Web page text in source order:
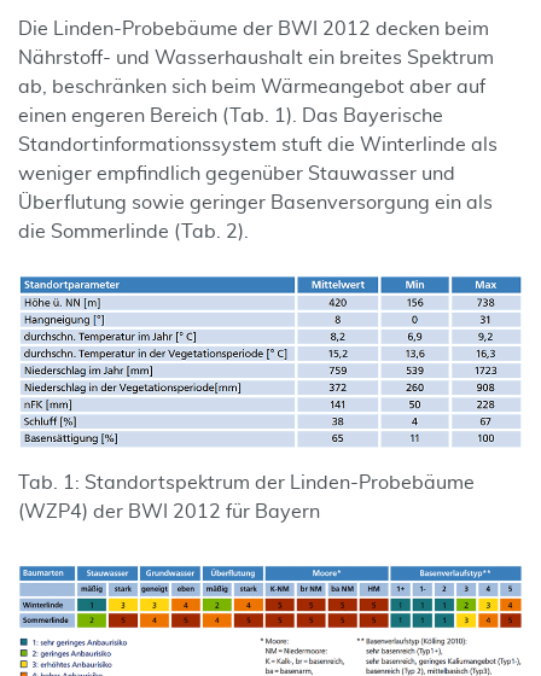
Die Linden-Probebäume der BWI 2012 decken beim
Nährstoff- und Wasserhaushalt ein breites Spektrum
ab, beschränken sich beim Wärmeangebot aber auf
einen engeren Bereich (Tab. 1). Das Bayerische
Standortinformationssystem stuft die Winterlinde als
weniger empfindlich gegenüber Stauwasser und
Überflutung sowie geringer Basenversorgung ein als
die Sommerlinde (Tab. 2).
Tab. 1: Standortspektrum der Linden-Probebäume
(WZP4) der BWI 2012 für Bayern